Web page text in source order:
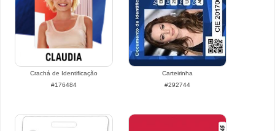
Crachá de Identificação
#176484
Carteirinha
#292744